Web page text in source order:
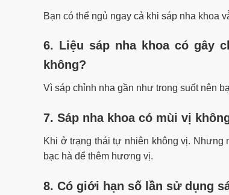
Bạn có thể ngủ ngay cả khi sáp nha khoa
6. Liệu sáp nha khoa có gây
không?
Vì sáp chỉnh nha gần như trong suốt nên
7. Sáp nha khoa có mùi vị
Khi ở trạng thái tự nhiên không vị. Nhưng
bạc hà để thêm hương vị.
8. Có giới hạn số lần sử dụng